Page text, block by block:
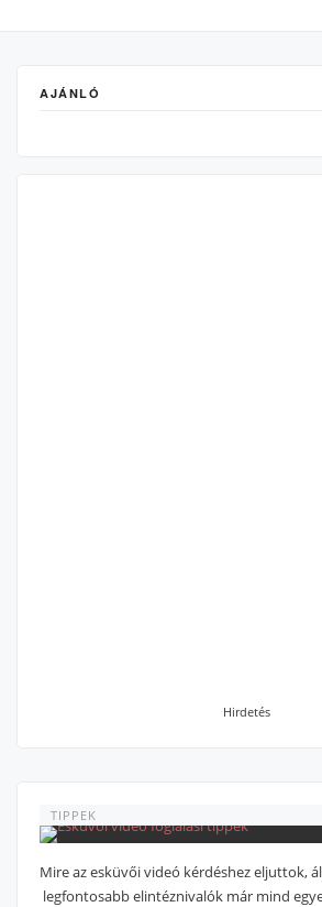
AJÁNLÓ
Hirdetés
TIPPEK
Mire az esküvői videó kérdéshez eljuttok,
legfontosabb elintéznivalók már mind